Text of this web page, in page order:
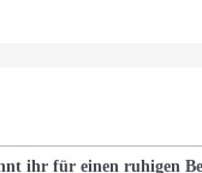
ihr für einen ruhigen